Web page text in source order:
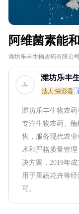
阿维菌素能
潍坊乐丰生物农药有限公司
潍坊乐丰
法人:荣彩霞
潍坊乐丰生物农药
专注生物农药、
售，服务现代农
术和严格质量管
决方案，2019年
用于果蔬花卉等
可。